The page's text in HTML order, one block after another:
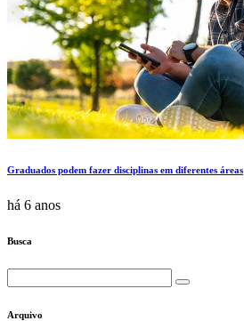
Graduados podem fazer disciplinas em diferentes áreas
há 6 anos
Busca
Arquivo